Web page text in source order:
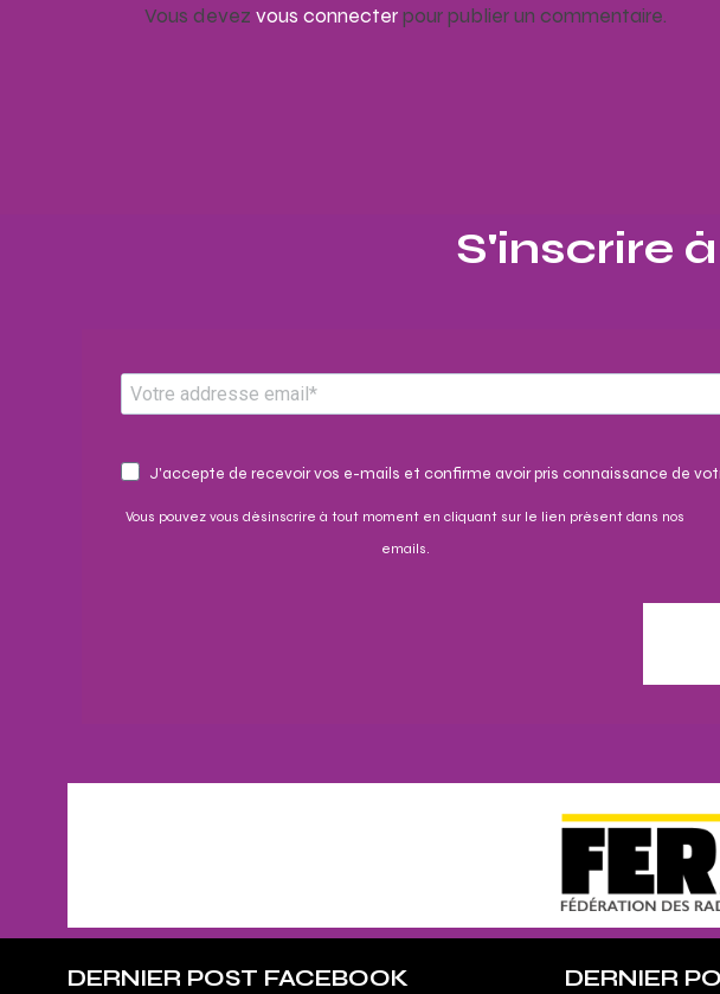
Vous devez vous connecterpour publier un commentaire.
S'inscrire
J'accepte de recevoir vos e-mails et confirme avoir pris connaissance de
Vous pouvez vous désinscrire à tout moment en cliquant sur le lien présent dans nos
emails.
DERNIER POST FACEBOOK DERNIER